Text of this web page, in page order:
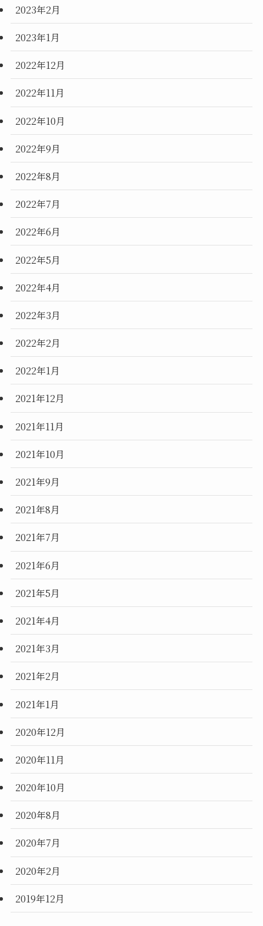
2023年2月
2023年1月
2022年12月
2022年11月
2022年10月
2022年9月
2022年8月
2022年7月
2022年6月
2022年5月
2022年4月
2022年3月
2022年2月
2022年1月
2021年12月
2021年11月
2021年10月
2021年9月
2021年8月
2021年7月
2021年6月
2021年5月
2021年4月
2021年3月
2021年2月
2021年1月
2020年12月
2020年11月
2020年10月
2020年8月
2020年7月
2020年2月
2019年12月